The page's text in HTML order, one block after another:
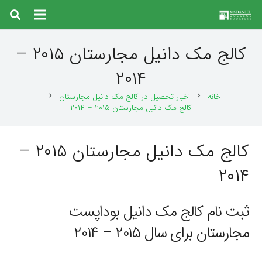
کالج مک دانیل مجارستان ۲۰۱۵ –
۲۰۱۴
خانه chevron_right اخبار تحصیل در کالج مک دانیل مجارستان chevron_right
کالج مک دانیل مجارستان ۲۰۱۵ – ۲۰۱۴
کالج مک دانیل مجارستان ۲۰۱۵ –
۲۰۱۴
ثبت نام کالج مک دانیل بوداپست
مجارستان برای سال ۲۰۱۵ – ۲۰۱۴